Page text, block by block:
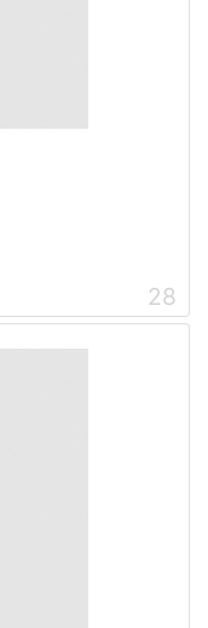
28